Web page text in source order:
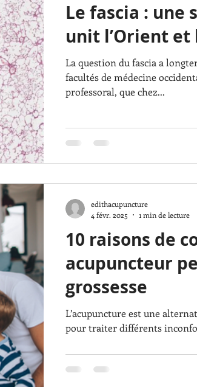
Le fascia : une
unit l’Orient et
La question du fascia a
facultés de médecine
professoral, que chez...
10 raisons de
acupuncteur
grossesse
L’acupuncture est une alternative sécuritaire et éprouvée
pour traiter différents
edithacupuncture
4 févr. 2025
1 min de lecture